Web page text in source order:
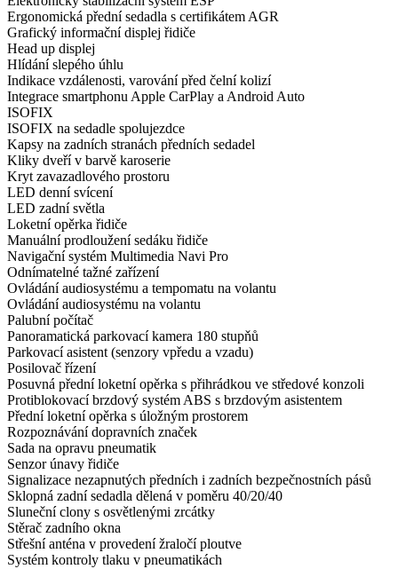
Ergonomická přední sedadla s certifikátem AGR
Grafický informační displej řidiče
Head up displej
Hlídání slepého úhlu
Indikace vzdálenosti, varování před čelní kolizí
Integrace smartphonu Apple CarPlay a Android Auto
ISOFIX
ISOFIX na sedadle spolujezdce
Kapsy na zadních stranách předních sedadel
Kliky dveří v barvě karoserie
Kryt zavazadlového prostoru
LED denní svícení
LED zadní světla
Loketní opěrka řidiče
Manuální prodloužení sedáku řidiče
Navigační systém Multimedia Navi Pro
Odnímatelné tažné zařízení
Ovládání audiosystému a tempomatu na volantu
Ovládání audiosystému na volantu
Palubní počítač
Panoramatická parkovací kamera 180 stupňů
Parkovací asistent (senzory vpředu a vzadu)
Posilovač řízení
Posuvná přední loketní opěrka s přihrádkou ve středové konzoli
Protiblokovací brzdový systém ABS s brzdovým asistentem
Přední loketní opěrka s úložným prostorem
Rozpoznávání dopravních značek
Sada na opravu pneumatik
Senzor únavy řidiče
Signalizace nezapnutých předních i zadních bezpečnostních pásů
Sklopná zadní sedadla dělená v poměru 40/20/40
Sluneční clony s osvětlenými zrcátky
Stěrač zadního okna
Střešní anténa v provedení žraločí ploutve
Systém kontroly tlaku v pneumatikách